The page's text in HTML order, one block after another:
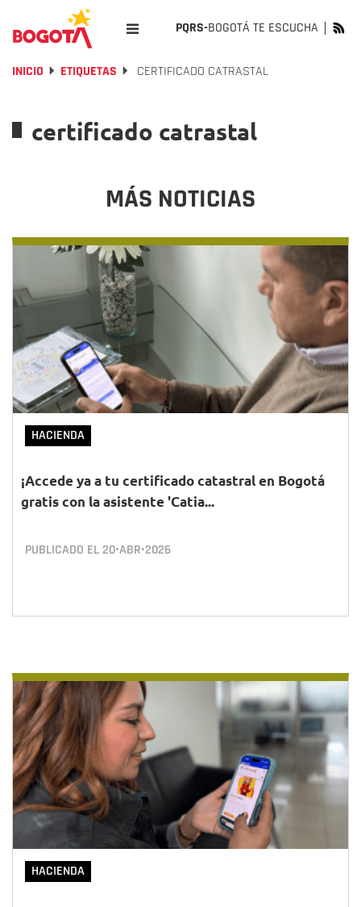
PQRS-BOGOTÁ TE ESCUCHA
INICIO ETIQUETAS CERTIFICADO CATRASTAL
certificado catrastal
MÁS NOTICIAS
HACIENDA
¡Accede ya a tu certificado catastral en Bogotá
gratis con la asistente 'Catia...
PUBLICADO EL 20•ABR•2026
HACIENDA